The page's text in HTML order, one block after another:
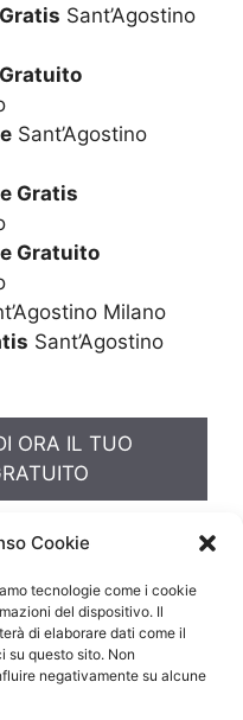
Cookie
tecnologie come i cookie
del dispositivo. Il
di elaborare dati come il
su questo sito. Non
negativamente su alcune
Sant’Agostino
Sant’Agostino
Gratis
Gratuito
Milano
Sant’Agostino
ORA IL TUO